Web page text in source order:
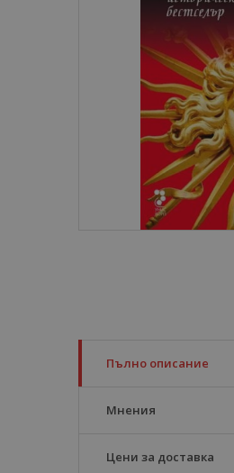
Пълно описание
Мнения
Цени за доставка